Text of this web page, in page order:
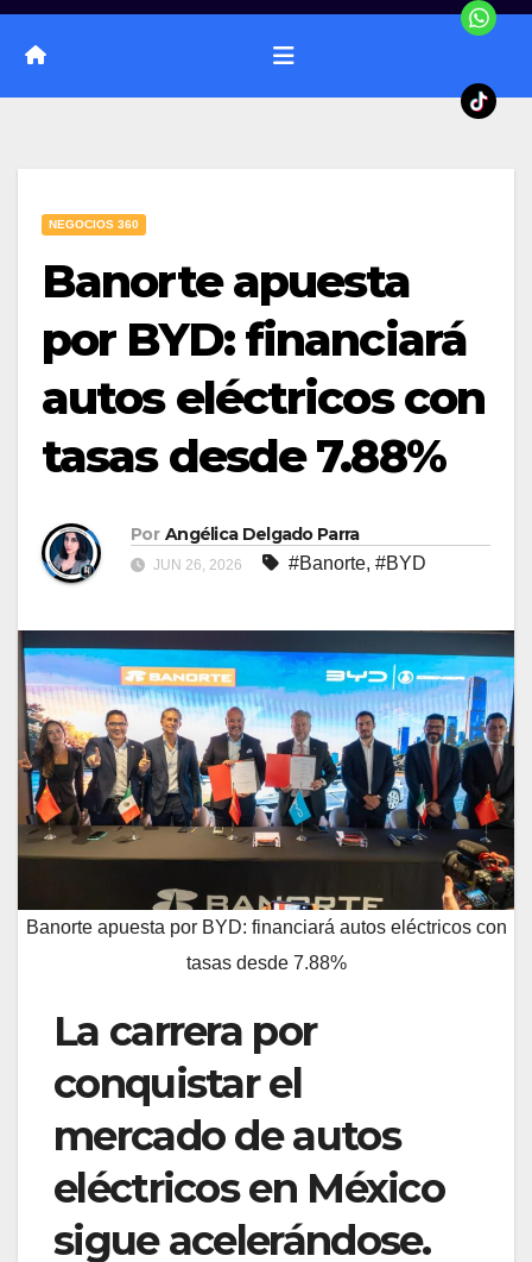
NEGOCIOS 360
Banorte apuesta
por BYD: financiará
autos eléctricos con
tasas desde 7.88%
Por Angélica Delgado Parra
JUN 26, 2026 #Banorte, #BYD
Banorte apuesta por BYD: financiará autos eléctricos con
tasas desde 7.88%
La carrera por
conquistar el
mercado de autos
eléctricos en México
sigue acelerándose.